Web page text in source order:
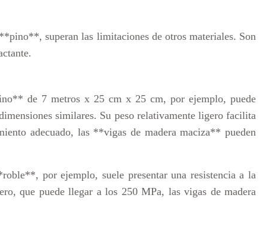
superan las limitaciones de otros materiales. Son
de 7 metros x 25 cm x 25 cm, por ejemplo, puede
similares. Su peso relativamente ligero facilita
adecuado, las **vigas de madera maciza** pueden
por ejemplo, suele presentar una resistencia a la
que puede llegar a los 250 MPa, las vigas de madera